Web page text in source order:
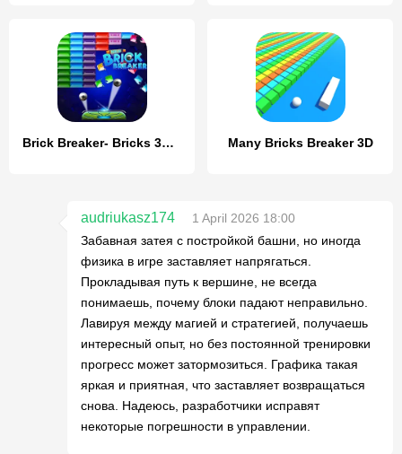
Brick Breaker- Bricks 3d Game Many Bricks Breaker 3D
audriukasz174
1 April 2026 18:00
Забавная затея с постройкой башни, но иногда
физика в игре заставляет напрягаться.
Прокладывая путь к вершине, не всегда
понимаешь, почему блоки падают неправильно.
Лавируя между магией и стратегией, получаешь
интересный опыт, но без постоянной тренировки
прогресс может затормозиться. Графика такая
яркая и приятная, что заставляет возвращаться
снова. Надеюсь, разработчики исправят
некоторые погрешности в управлении.